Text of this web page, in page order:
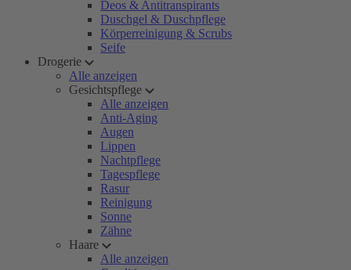
Deos & Antitranspirants
Duschgel & Duschpflege
Körperreinigung & Scrubs
Seife
Drogerie
Alle anzeigen
Gesichtspflege
Alle anzeigen
Anti-Aging
Augen
Lippen
Nachtpflege
Tagespflege
Rasur
Reinigung
Sonne
Zähne
Haare
Alle anzeigen